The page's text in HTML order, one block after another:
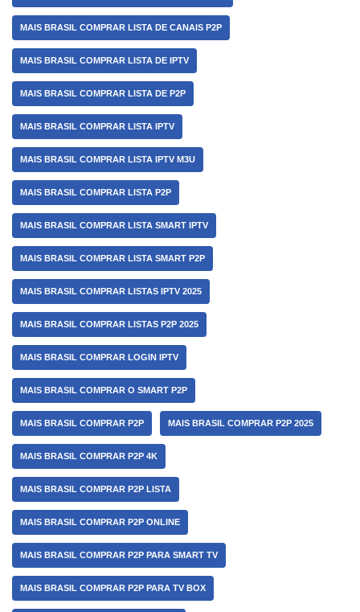
MAIS BRASIL COMPRAR LISTA DE CANAIS P2P
MAIS BRASIL COMPRAR LISTA DE IPTV
MAIS BRASIL COMPRAR LISTA DE P2P
MAIS BRASIL COMPRAR LISTA IPTV
MAIS BRASIL COMPRAR LISTA IPTV M3U
MAIS BRASIL COMPRAR LISTA P2P
MAIS BRASIL COMPRAR LISTA SMART IPTV
MAIS BRASIL COMPRAR LISTA SMART P2P
MAIS BRASIL COMPRAR LISTAS IPTV 2025
MAIS BRASIL COMPRAR LISTAS P2P 2025
MAIS BRASIL COMPRAR LOGIN IPTV
MAIS BRASIL COMPRAR O SMART P2P
MAIS BRASIL COMPRAR P2P MAIS BRASIL COMPRAR P2P 2025
MAIS BRASIL COMPRAR P2P 4K
MAIS BRASIL COMPRAR P2P LISTA
MAIS BRASIL COMPRAR P2P ONLINE
MAIS BRASIL COMPRAR P2P PARA SMART TV
MAIS BRASIL COMPRAR P2P PARA TV BOX